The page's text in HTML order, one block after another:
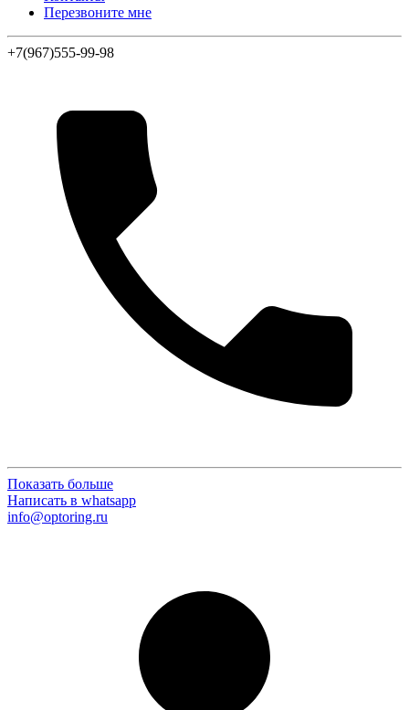
Перезвоните мне
+7(967)555-99-98
Показать больше
Написать в whatsapp
info@optoring.ru